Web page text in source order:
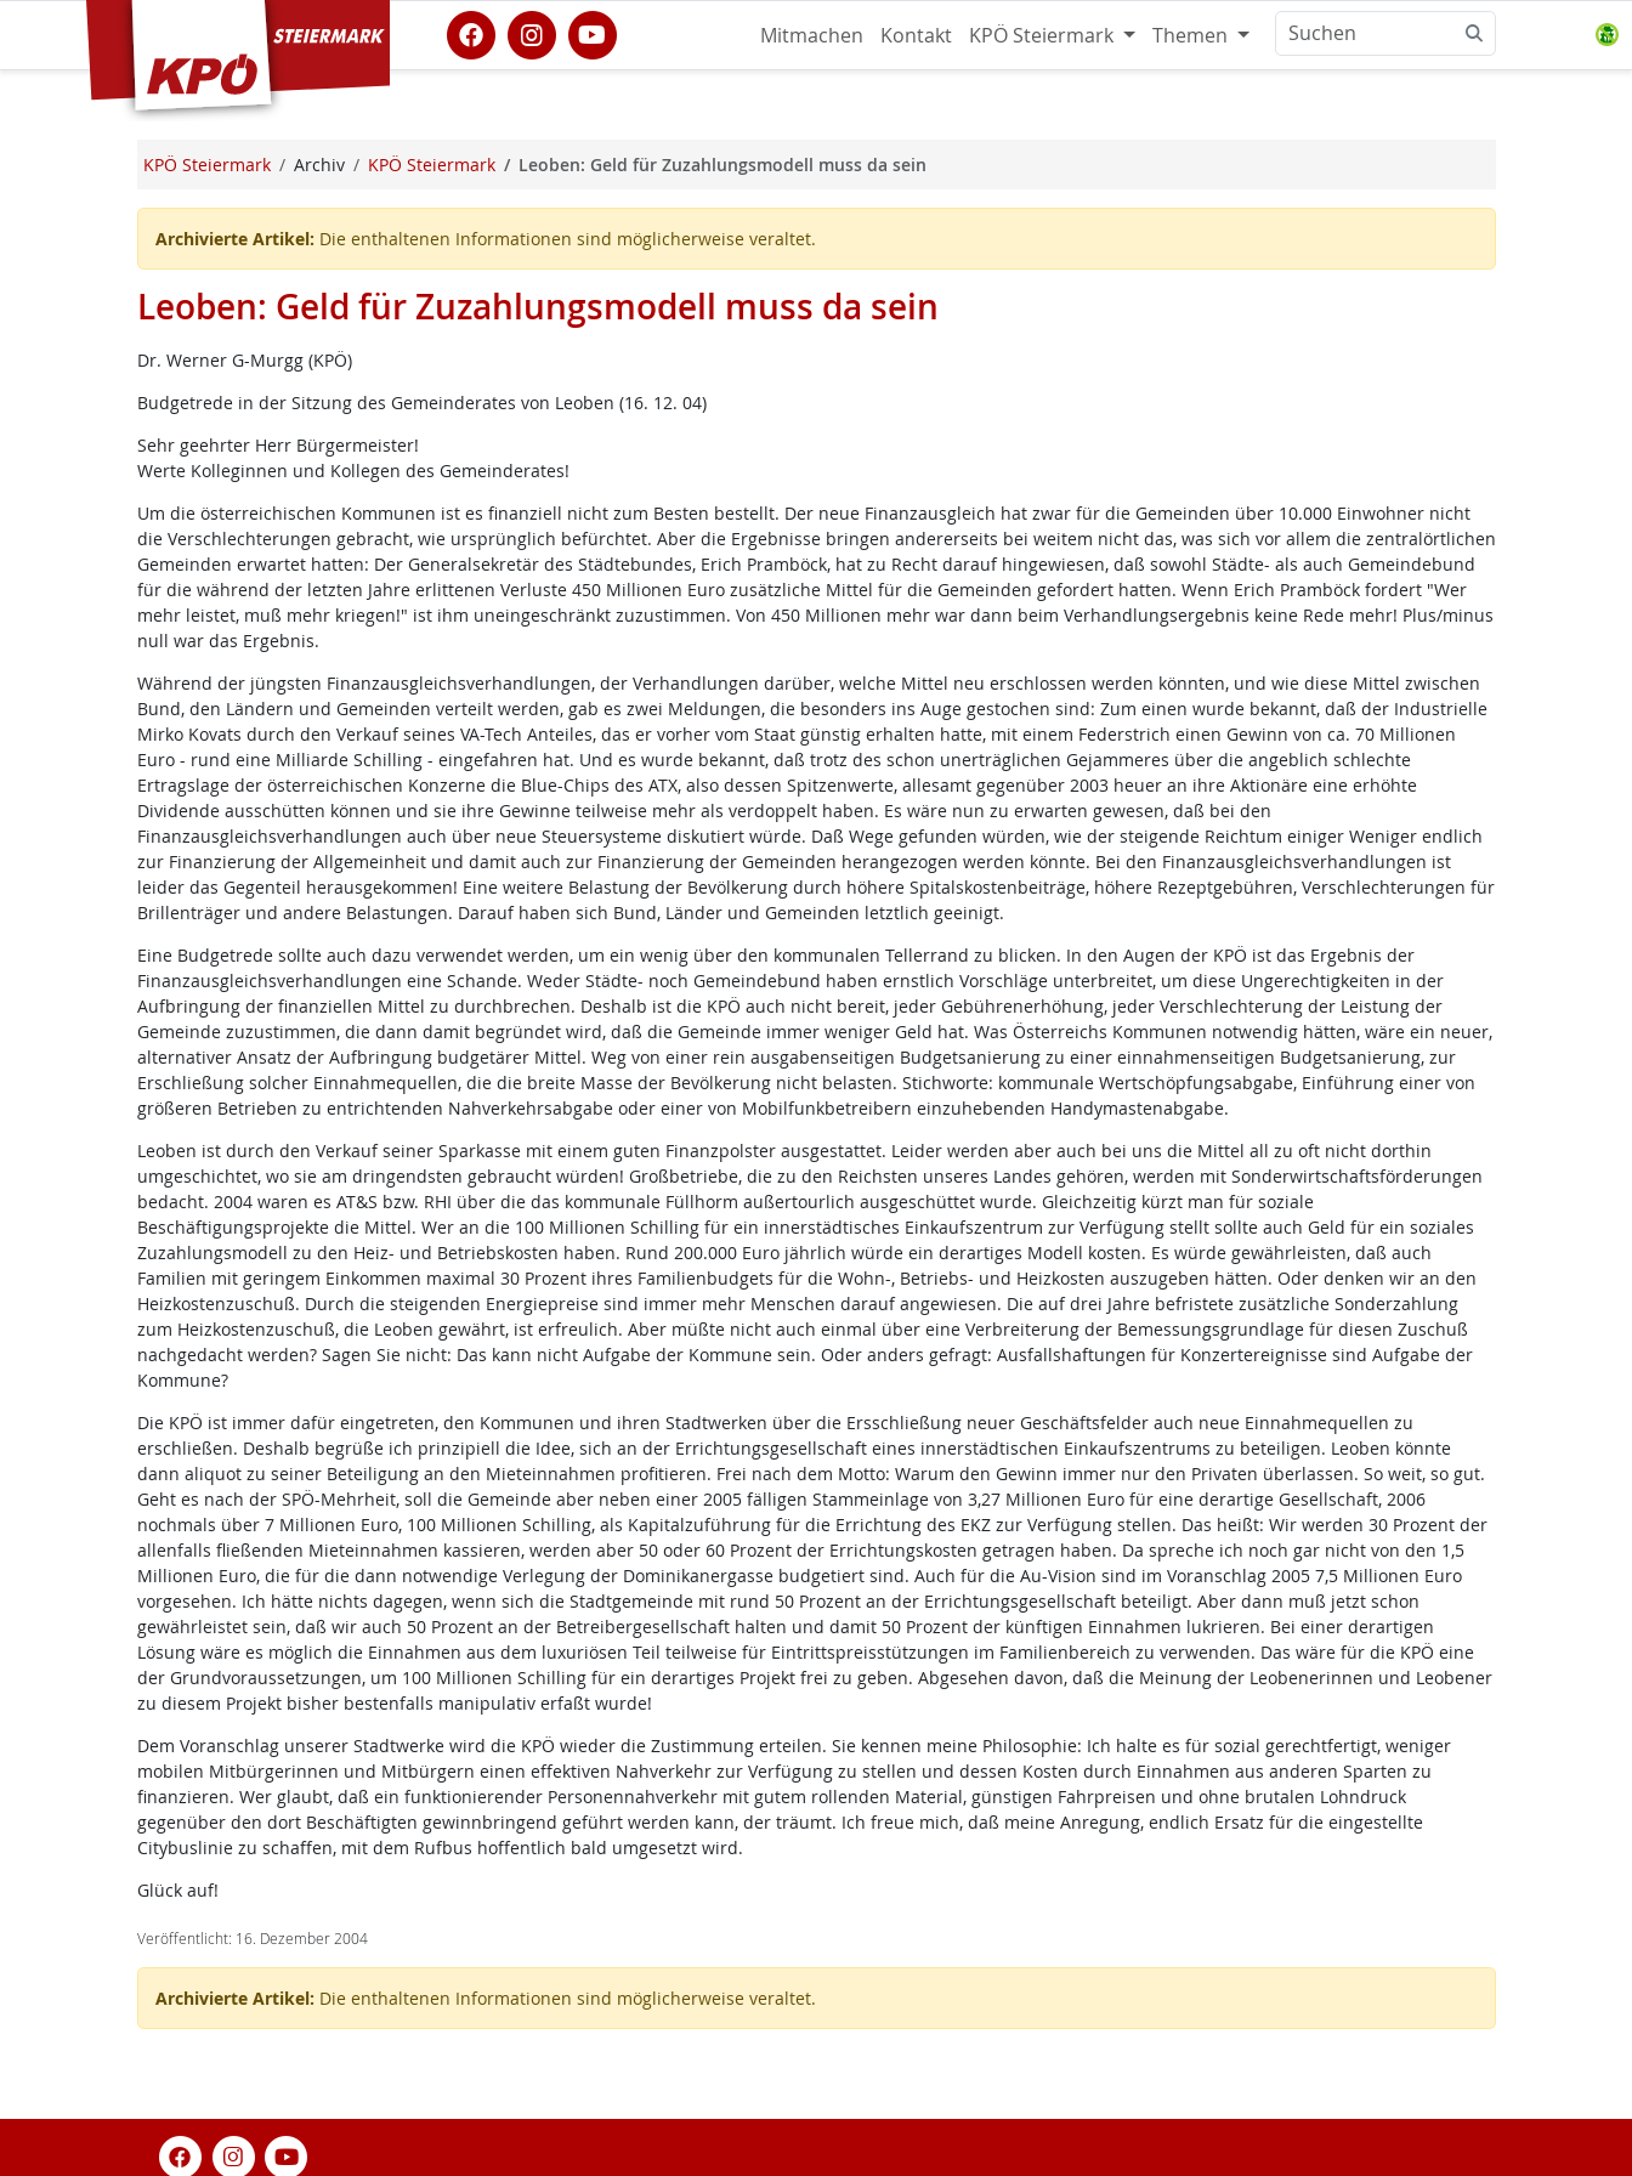
KPÖ Steiermark Mitmachen Kontakt KPÖ Steiermark Themen
KPÖ Steiermark Archiv KPÖ Steiermark Leoben: Geld für Zuzahlungsmodell muss da sein
Archivierte Artikel: Die enthaltenen Informationen sind möglicherweise veraltet.
Leoben: Geld für Zuzahlungsmodell muss da sein
Dr. Werner G-Murgg (KPÖ)
Budgetrede in der Sitzung des Gemeinderates von Leoben (16. 12. 04)
Sehr geehrter Herr Bürgermeister!
Werte Kolleginnen und Kollegen des Gemeinderates!
Um die österreichischen Kommunen ist es finanziell nicht zum Besten bestellt. Der neue Finanzausgleich hat zwar für die Gemeinden über 10.000 Einwohner nicht
die Verschlechterungen gebracht, wie ursprünglich befürchtet. Aber die Ergebnisse bringen andererseits bei weitem nicht das, was sich vor allem die zentralörtlichen
Gemeinden erwartet hatten: Der Generalsekretär des Städtebundes, Erich Pramböck, hat zu Recht darauf hingewiesen, daß sowohl Städte- als auch Gemeindebund
für die während der letzten Jahre erlittenen Verluste 450 Millionen Euro zusätzliche Mittel für die Gemeinden gefordert hatten. Wenn Erich Pramböck fordert "Wer
mehr leistet, muß mehr kriegen!" ist ihm uneingeschränkt zuzustimmen. Von 450 Millionen mehr war dann beim Verhandlungsergebnis keine Rede mehr! Plus/minus
null war das Ergebnis.
Während der jüngsten Finanzausgleichsverhandlungen, der Verhandlungen darüber, welche Mittel neu erschlossen werden könnten, und wie diese Mittel zwischen
Bund, den Ländern und Gemeinden verteilt werden, gab es zwei Meldungen, die besonders ins Auge gestochen sind: Zum einen wurde bekannt, daß der Industrielle
Mirko Kovats durch den Verkauf seines VA-Tech Anteiles, das er vorher vom Staat günstig erhalten hatte, mit einem Federstrich einen Gewinn von ca. 70 Millionen
Euro - rund eine Milliarde Schilling - eingefahren hat. Und es wurde bekannt, daß trotz des schon unerträglichen Gejammeres über die angeblich schlechte
Ertragslage der österreichischen Konzerne die Blue-Chips des ATX, also dessen Spitzenwerte, allesamt gegenüber 2003 heuer an ihre Aktionäre eine erhöhte
Dividende ausschütten können und sie ihre Gewinne teilweise mehr als verdoppelt haben. Es wäre nun zu erwarten gewesen, daß bei den
Finanzausgleichsverhandlungen auch über neue Steuersysteme diskutiert würde. Daß Wege gefunden würden, wie der steigende Reichtum einiger Weniger endlich
zur Finanzierung der Allgemeinheit und damit auch zur Finanzierung der Gemeinden herangezogen werden könnte. Bei den Finanzausgleichsverhandlungen ist
leider das Gegenteil herausgekommen! Eine weitere Belastung der Bevölkerung durch höhere Spitalskostenbeiträge, höhere Rezeptgebühren, Verschlechterungen für
Brillenträger und andere Belastungen. Darauf haben sich Bund, Länder und Gemeinden letztlich geeinigt.
Eine Budgetrede sollte auch dazu verwendet werden, um ein wenig über den kommunalen Tellerrand zu blicken. In den Augen der KPÖ ist das Ergebnis der
Finanzausgleichsverhandlungen eine Schande. Weder Städte- noch Gemeindebund haben ernstlich Vorschläge unterbreitet, um diese Ungerechtigkeiten in der
Aufbringung der finanziellen Mittel zu durchbrechen. Deshalb ist die KPÖ auch nicht bereit, jeder Gebührenerhöhung, jeder Verschlechterung der Leistung der
Gemeinde zuzustimmen, die dann damit begründet wird, daß die Gemeinde immer weniger Geld hat. Was Österreichs Kommunen notwendig hätten, wäre ein neuer,
alternativer Ansatz der Aufbringung budgetärer Mittel. Weg von einer rein ausgabenseitigen Budgetsanierung zu einer einnahmenseitigen Budgetsanierung, zur
Erschließung solcher Einnahmequellen, die die breite Masse der Bevölkerung nicht belasten. Stichworte: kommunale Wertschöpfungsabgabe, Einführung einer von
größeren Betrieben zu entrichtenden Nahverkehrsabgabe oder einer von Mobilfunkbetreibern einzuhebenden Handymastenabgabe.
Leoben ist durch den Verkauf seiner Sparkasse mit einem guten Finanzpolster ausgestattet. Leider werden aber auch bei uns die Mittel all zu oft nicht dorthin
umgeschichtet, wo sie am dringendsten gebraucht würden! Großbetriebe, die zu den Reichsten unseres Landes gehören, werden mit Sonderwirtschaftsförderungen
bedacht. 2004 waren es AT&S bzw. RHI über die das kommunale Füllhorm außertourlich ausgeschüttet wurde. Gleichzeitig kürzt man für soziale
Beschäftigungsprojekte die Mittel. Wer an die 100 Millionen Schilling für ein innerstädtisches Einkaufszentrum zur Verfügung stellt sollte auch Geld für ein soziales
Zuzahlungsmodell zu den Heiz- und Betriebskosten haben. Rund 200.000 Euro jährlich würde ein derartiges Modell kosten. Es würde gewährleisten, daß auch
Familien mit geringem Einkommen maximal 30 Prozent ihres Familienbudgets für die Wohn-, Betriebs- und Heizkosten auszugeben hätten. Oder denken wir an den
Heizkostenzuschuß. Durch die steigenden Energiepreise sind immer mehr Menschen darauf angewiesen. Die auf drei Jahre befristete zusätzliche Sonderzahlung
zum Heizkostenzuschuß, die Leoben gewährt, ist erfreulich. Aber müßte nicht auch einmal über eine Verbreiterung der Bemessungsgrundlage für diesen Zuschuß
nachgedacht werden? Sagen Sie nicht: Das kann nicht Aufgabe der Kommune sein. Oder anders gefragt: Ausfallshaftungen für Konzertereignisse sind Aufgabe der
Kommune?
Die KPÖ ist immer dafür eingetreten, den Kommunen und ihren Stadtwerken über die Ersschließung neuer Geschäftsfelder auch neue Einnahmequellen zu
erschließen. Deshalb begrüße ich prinzipiell die Idee, sich an der Errichtungsgesellschaft eines innerstädtischen Einkaufszentrums zu beteiligen. Leoben könnte
dann aliquot zu seiner Beteiligung an den Mieteinnahmen profitieren. Frei nach dem Motto: Warum den Gewinn immer nur den Privaten überlassen. So weit, so gut.
Geht es nach der SPÖ-Mehrheit, soll die Gemeinde aber neben einer 2005 fälligen Stammeinlage von 3,27 Millionen Euro für eine derartige Gesellschaft, 2006
nochmals über 7 Millionen Euro, 100 Millionen Schilling, als Kapitalzuführung für die Errichtung des EKZ zur Verfügung stellen. Das heißt: Wir werden 30 Prozent der
allenfalls fließenden Mieteinnahmen kassieren, werden aber 50 oder 60 Prozent der Errichtungskosten getragen haben. Da spreche ich noch gar nicht von den 1,5
Millionen Euro, die für die dann notwendige Verlegung der Dominikanergasse budgetiert sind. Auch für die Au-Vision sind im Voranschlag 2005 7,5 Millionen Euro
vorgesehen. Ich hätte nichts dagegen, wenn sich die Stadtgemeinde mit rund 50 Prozent an der Errichtungsgesellschaft beteiligt. Aber dann muß jetzt schon
gewährleistet sein, daß wir auch 50 Prozent an der Betreibergesellschaft halten und damit 50 Prozent der künftigen Einnahmen lukrieren. Bei einer derartigen
Lösung wäre es möglich die Einnahmen aus dem luxuriösen Teil teilweise für Eintrittspreisstützungen im Familienbereich zu verwenden. Das wäre für die KPÖ eine
der Grundvoraussetzungen, um 100 Millionen Schilling für ein derartiges Projekt frei zu geben. Abgesehen davon, daß die Meinung der Leobenerinnen und Leobener
zu diesem Projekt bisher bestenfalls manipulativ erfaßt wurde!
Dem Voranschlag unserer Stadtwerke wird die KPÖ wieder die Zustimmung erteilen. Sie kennen meine Philosophie: Ich halte es für sozial gerechtfertigt, weniger
mobilen Mitbürgerinnen und Mitbürgern einen effektiven Nahverkehr zur Verfügung zu stellen und dessen Kosten durch Einnahmen aus anderen Sparten zu
finanzieren. Wer glaubt, daß ein funktionierender Personennahverkehr mit gutem rollenden Material, günstigen Fahrpreisen und ohne brutalen Lohndruck
gegenüber den dort Beschäftigten gewinnbringend geführt werden kann, der träumt. Ich freue mich, daß meine Anregung, endlich Ersatz für die eingestellte
Citybuslinie zu schaffen, mit dem Rufbus hoffentlich bald umgesetzt wird.
Glück auf!
Veröffentlicht: 16. Dezember 2004
Archivierte Artikel: Die enthaltenen Informationen sind möglicherweise veraltet.